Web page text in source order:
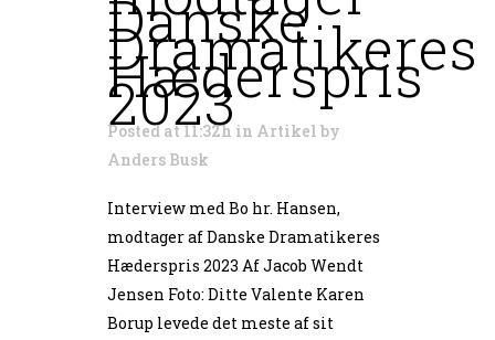
Danske
Dramatikeres
Hæderspris
2023
Posted at 11:32h in Artikel by
Anders Busk
Interview med Bo hr. Hansen,
modtager af Danske Dramatikeres
Hæderspris 2023 Af Jacob Wendt
Jensen Foto: Ditte Valente Karen
Borup levede det meste af sit